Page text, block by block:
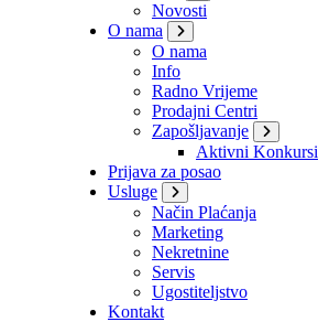
Novosti
O nama
O nama
Info
Radno Vrijeme
Prodajni Centri
Zapošljavanje
Aktivni Konkursi
Prijava za posao
Usluge
Način Plaćanja
Marketing
Nekretnine
Servis
Ugostiteljstvo
Kontakt